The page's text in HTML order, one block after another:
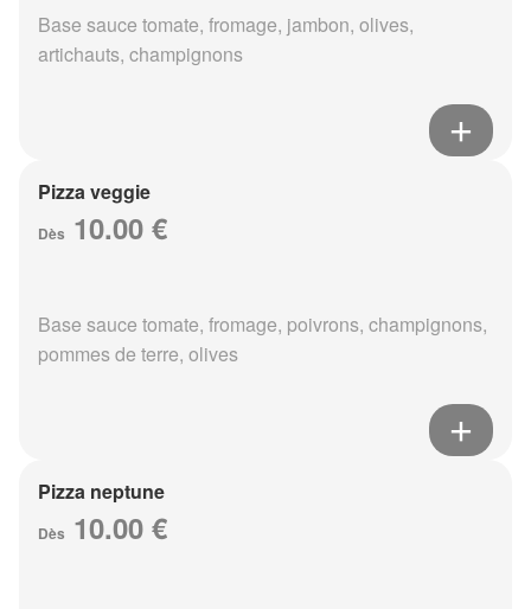
Base sauce tomate, fromage, jambon, olives,
artichauts, champignons
Pizza veggie
Dès 10.00 €
Base sauce tomate, fromage, poivrons, champignons,
pommes de terre, olives
Pizza neptune
Dès 10.00 €